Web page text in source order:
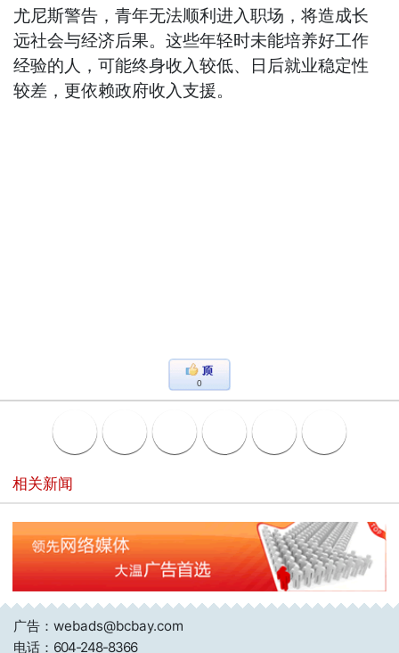
尤尼斯警告，青年无法顺利进入职场，将造成长
远社会与经济后果。这些年轻时未能培养好工作
经验的人，可能终身收入较低、日后就业稳定性
较差，更依赖政府收入支援。
0
相关新闻
广告：webads@bcbay.com
电话： 604-248-8366